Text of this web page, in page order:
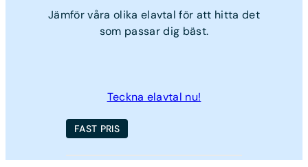
Jämför våra olika elavtal för att hitta det
som passar dig bäst.
Teckna elavtal nu!
FAST PRIS